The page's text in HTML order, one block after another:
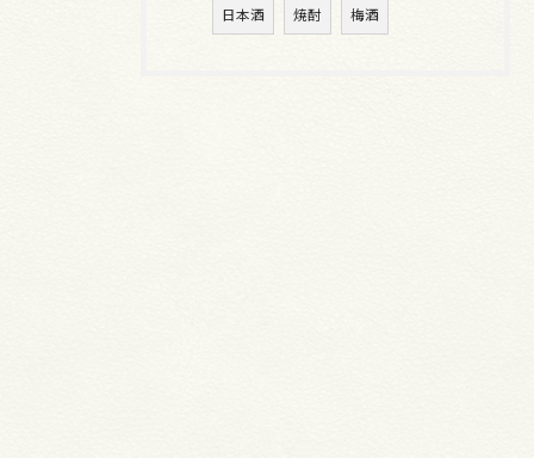
日本酒 焼酎 梅酒